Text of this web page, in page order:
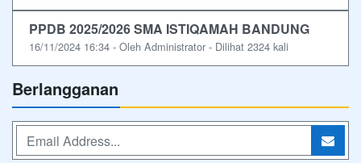
PPDB 2025/2026 SMA ISTIQAMAH BANDUNG
16/11/2024 16:34 - Oleh Administrator - Dilihat 2324 kali
Berlangganan